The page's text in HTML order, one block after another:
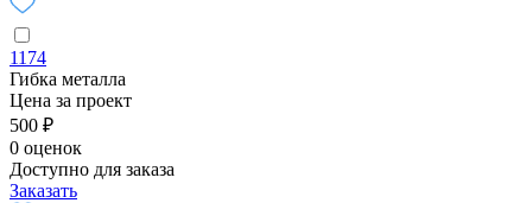
1174
Гибка металла
Цена за проект
500 ₽
0 оценок
Доступно для заказа
Заказать